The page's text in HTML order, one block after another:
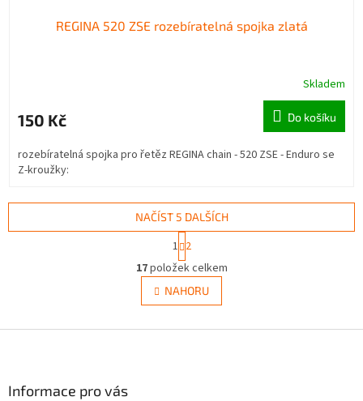
REGINA 520 ZSE rozebíratelná spojka zlatá
Skladem
150 Kč Do košíku
rozebíratelná spojka pro řetěz REGINA chain - 520 ZSE - Enduro se
Z-kroužky:
O
v
l
á
NAČÍST 5 DALŠÍCH
t
r
á
n
k
v
1 2
17položek celkem
NAHORU
Informace pro vás